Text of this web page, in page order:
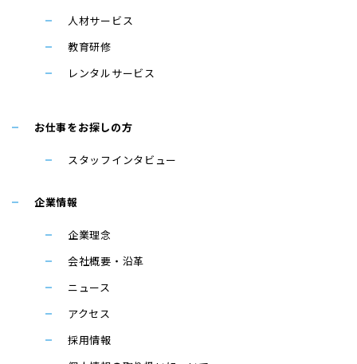
人材サービス
教育研修
レンタルサービス
お仕事をお探しの方
スタッフインタビュー
企業情報
企業理念
会社概要・沿革
ニュース
アクセス
採用情報